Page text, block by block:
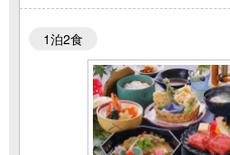
1泊2食